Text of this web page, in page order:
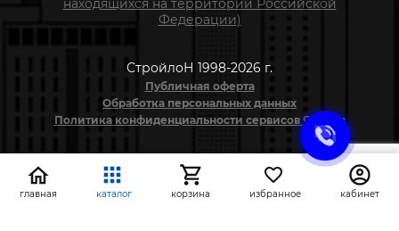
находящихся на территории Российской
Федерации)
СтройлоН 1998-2026 г.
Публичная оферта
Обработка персональных данных
Политика конфиденциальности сервисов Яндекс
главная каталог корзина избранное кабинет